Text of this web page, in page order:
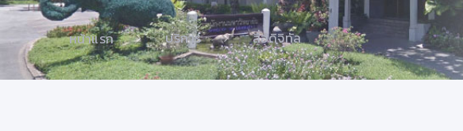
หน้าแรก บริการ สื่อดิจิทัล